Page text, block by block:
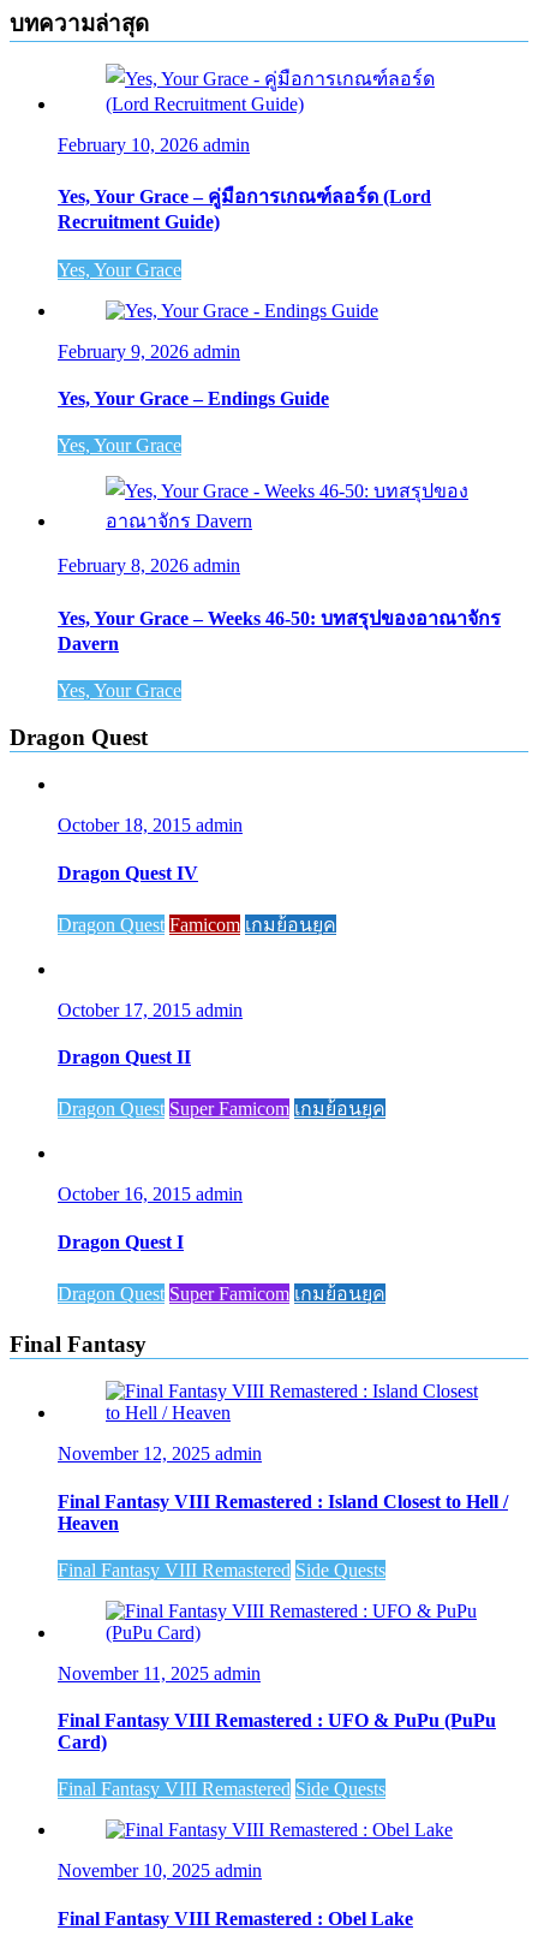
บทความล่าสุด
February 10, 2026 admin
Yes, Your Grace – คู่มือการเกณฑ์ลอร์ด (Lord
Recruitment Guide)
Yes, Your Grace
February 9, 2026 admin
Yes, Your Grace – Endings Guide
Yes, Your Grace
February 8, 2026 admin
Yes, Your Grace – Weeks 46-50: บทสรุปของอาณาจักร
Davern
Yes, Your Grace
Dragon Quest
October 18, 2015 admin
Dragon Quest IV
Dragon Quest Famicom เกมย้อนยุค
October 17, 2015 admin
Dragon Quest II
Dragon Quest Super Famicom เกมย้อนยุค
October 16, 2015 admin
Dragon Quest I
Dragon Quest Super Famicom เกมย้อนยุค
Final Fantasy
November 12, 2025 admin
Final Fantasy VIII Remastered : Island Closest to Hell /
Heaven
Final Fantasy VIII Remastered Side Quests
November 11, 2025 admin
Final Fantasy VIII Remastered : UFO & PuPu (PuPu
Card)
Final Fantasy VIII Remastered Side Quests
November 10, 2025 admin
Final Fantasy VIII Remastered : Obel Lake